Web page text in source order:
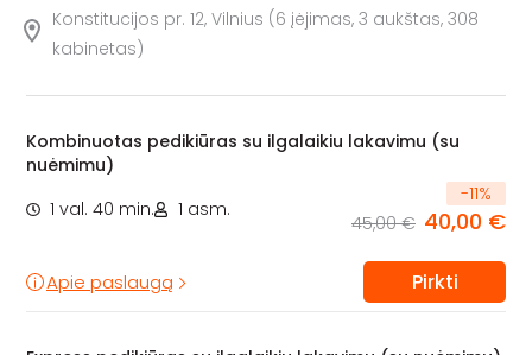
Konstitucijos pr. 12, Vilnius (6 įėjimas, 3 aukštas, 308
kabinetas)
Kombinuotas pedikiūras su ilgalaikiu lakavimu (su
nuėmimu)
1 val. 40 min.
1 asm.
-11%
45,00 € 40,00 €
Apie paslaugą Pirkti